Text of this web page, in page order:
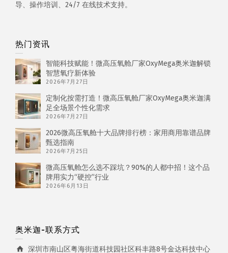
导、操作培训、24/7 在线技术支持。
热门资讯
智能科技赋能！微高压氧舱厂家OxyMega奥米迦解锁
智慧氧疗新体验
2026年7月27日
定制化按需打造！微高压氧舱厂家OxyMega奥米迦满
足全场景个性化需求
2026年7月27日
2026微高压氧舱十大品牌排行榜：家用商用靠谱品牌
甄选指南
2026年7月25日
微高压氧舱怎么选不踩坑？90%的人都中招！这个品
牌用实力“硬控”行业
2026年6月13日
奥米迦-联系方式
深圳市南山区粤海街道科技园社区科丰路8号金达科技中心